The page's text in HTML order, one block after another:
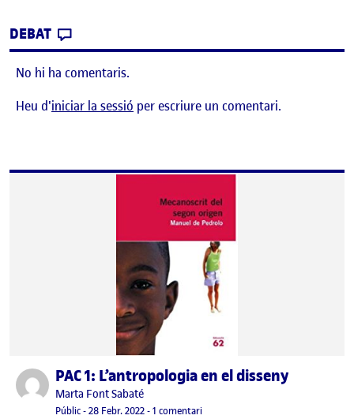
DEBAT
No hi ha comentaris.
Heu d'iniciar la sessió per escriure un comentari.
Publicat perPAC 1: L’antropologia en el disseny
Publicat per
Marta Font Sabaté
Visibilitat:
Públic-Data de publicació
28 Febr. 2022-1 comentaria PAC 1: L’antropologia en el disseny